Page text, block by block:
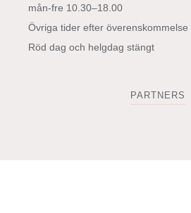
mån-fre 10.30–18.00
Övriga tider efter överenskommelse
Röd dag och helgdag stängt
PARTNERS